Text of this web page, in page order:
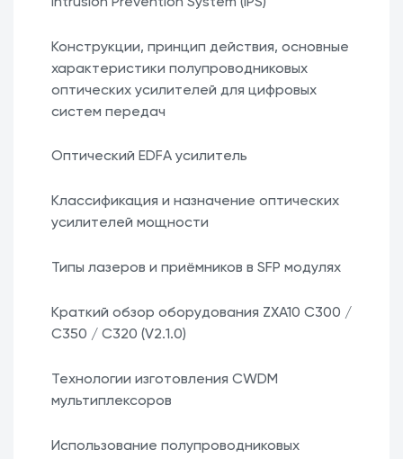
Конструкции, принцип действия, основные
характеристики полупроводниковых
оптических усилителей для цифровых
систем передач
Оптический EDFA усилитель
Классификация и назначение оптических
усилителей мощности
Типы лазеров и приёмников в SFP модулях
Краткий обзор оборудования ZXA10 C300 /
C350 / C320 (V2.1.0)
Технологии изготовления CWDM
мультиплексоров
Использование полупроводниковых